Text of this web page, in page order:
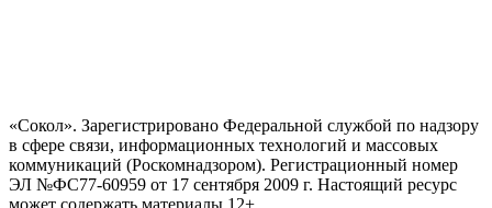
«Сокол». Зарегистрировано Федеральной службой по надзору
в сфере связи, информационных технологий и массовых
коммуникаций (Роскомнадзором). Регистрационный номер
ЭЛ №ФС77-60959 от 17 сентября 2009 г. Настоящий ресурс
может содержать материалы 12+.